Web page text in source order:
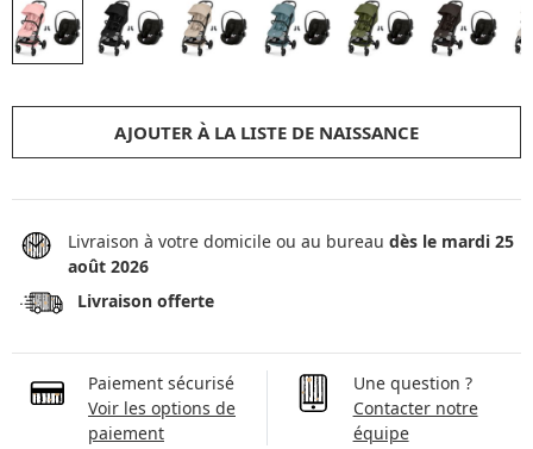
AJOUTER À LA LISTE DE NAISSANCE
Livraison à votre domicile ou au bureau dès le mardi 25
août 2026
Livraison offerte
Paiement sécurisé
Voir les options de
paiement
Une question ?
Contacter notre
équipe